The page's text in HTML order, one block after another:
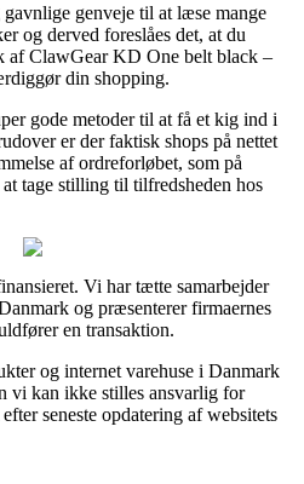
genveje til at læse mange
og derved foreslåes det, at du
af ClawGear KD One belt black –
din shopping.
gode metoder til at få et kig ind i
er der faktisk shops på nettet
af ordreforløbet, som på
tage stilling til tilfredsheden hos
Vi har tætte samarbejder
og præsenterer firmaernes
en transaktion.
og internet varehuse i Danmark
vi kan ikke stilles ansvarlig for
seneste opdatering af websitets